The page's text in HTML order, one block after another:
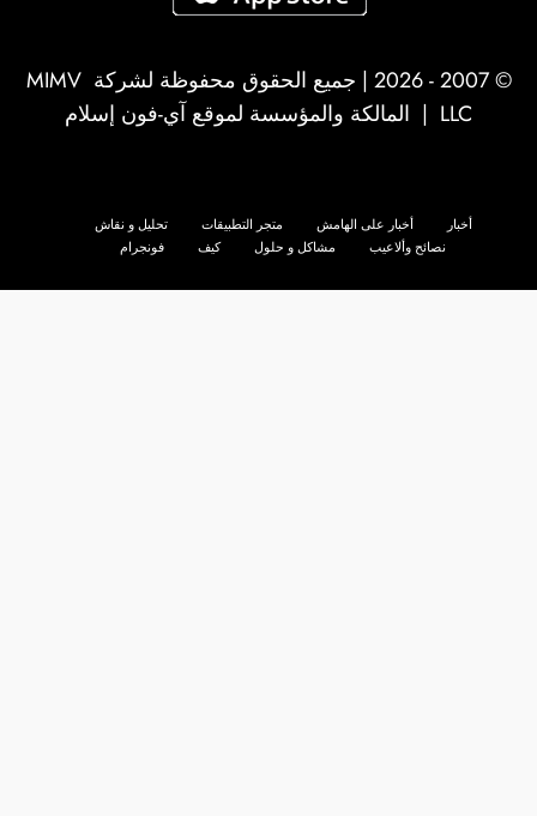
© 2007 - 2026 | جميع الحقوق محفوظة لشركة
MIMV
LLC | المالكة والمؤسسة لموقع آي-فون إسلام
أخبار أخبار على الهامش متجر التطبيقات
تحليل و نقاش
نصائح وألاعيب
مشاكل و حلول كيف فونجرام